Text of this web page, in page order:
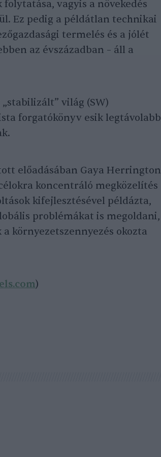
vagyis a növekedés
Ez pedig a példátlan technikai
termelés és a jólét
az évszázadban – áll a
világ (SW)
forgatókönyv esik legtávolabb
előadásában Gaya Herrington
koncentráló megközelítés
kifejlesztésével példázta,
problémákat is megoldani,
környezetszennyezés okozta
)